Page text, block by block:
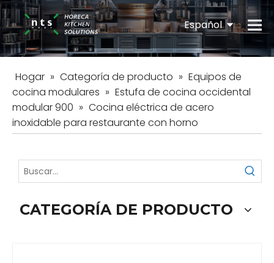
Español
English
Hogar » Categoría de producto » Equipos de
cocina modulares » Estufa de cocina occidental
modular 900 » Cocina eléctrica de acero
inoxidable para restaurante con horno
CATEGORÍA DE PRODUCTO